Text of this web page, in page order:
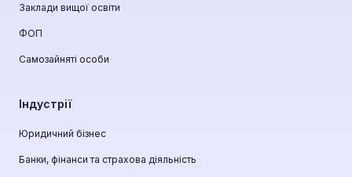
Заклади вищої освіти
ФОП
Самозайняті особи
Індустрії
Юридичний бізнес
Банки, фінанси та страхова діяльність